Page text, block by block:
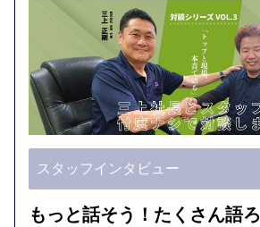
スタッフインタビュー
もっと話そう！たくさん語